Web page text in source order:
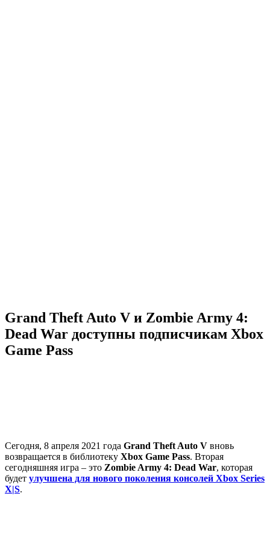
Grand Theft Auto V и Zombie Army 4:
Dead War доступны подписчикам Xbox
Game Pass
Сегодня, 8 апреля 2021 года Grand Theft Auto V вновь
возвращается в библиотеку Xbox Game Pass. Вторая
сегодняшняя игра – это Zombie Army 4: Dead War, которая
будет улучшена для нового поколения консолей Xbox Series
X|S.